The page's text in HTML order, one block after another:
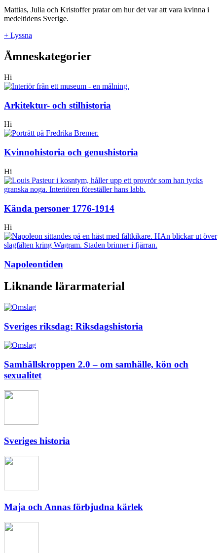
Mattias, Julia och Kristoffer pratar om hur det var att vara kvinna i
medeltidens Sverige.
+ Lyssna
Ämneskategorier
Hi
Arkitektur- och stilhistoria
Hi
Kvinnohistoria och genushistoria
Hi
Kända personer 1776-1914
Hi
Napoleontiden
Liknande lärarmaterial
Sveriges riksdag: Riksdagshistoria
Samhällskroppen 2.0 – om samhälle, kön och
sexualitet
Sveriges historia
Maja och Annas förbjudna kärlek